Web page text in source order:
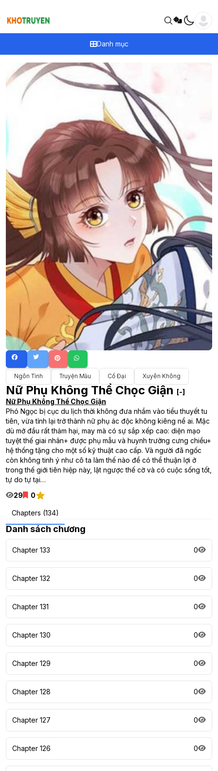
Danh mục
Ngôn Tình Truyện Màu Cổ Đại Xuyên Không
Nữ Phụ Không Thể Chọc Giận [-]
Nữ Phụ Không Thể Chọc Giận
Phó Ngọc bị cục du lịch thời không đưa nhầm vào tiểu thuyết tu
tiên, vừa tỉnh lại trở thành nữ phụ ác độc không kiêng nể ai. Mặc
dù mở đầu rất thảm hại, may mà có sự sắp xếp cao: diện mạo
tuyệt thế giai nhân+ được phụ mẫu và huynh trưởng cưng chiều+
hệ thống tặng cho một số kỹ thuật cao cấp. Và người đã ngốc
còn không tinh ý như cô ta làm thế nào để có thể thuận lợi ở
trong thế giới tiên hiệp này, lật ngược thế cờ và có cuộc sống tốt,
tự do tự tại…
29
0
Chapters (134)
Danh sách chương
Chapter 133 0
Chapter 132 0
Chapter 131 0
Chapter 130 0
Chapter 129 0
Chapter 128 0
Chapter 127 0
Chapter 126 0